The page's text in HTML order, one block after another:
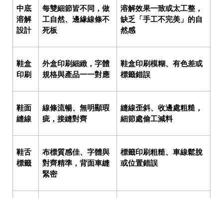
中底
溶解
設計
每雙細節皆不同，做
工自然、邊緣線條不
死板
溶解效果一致或太工整，
缺乏「手工不完美」的自
然感
鞋盒
印刷
外盒印刷細緻，字體
規格與產品一一對應
鞋盒印刷模糊、有色差或
標籤錯誤
鞋面
縫線
線條流暢、無明顯瑕
疵，接縫對齊
縫線歪斜、收邊處粗糙，
細節處偷工減料
鞋舌
標籤
布標質感佳、字體與
對齊精準，背面車縫
緊密
標籤印刷粗糙、車線鬆脫
或位置錯誤